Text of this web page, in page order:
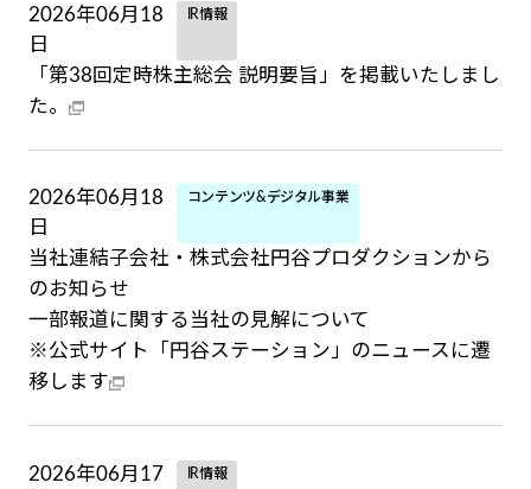
2026年06月18
日
IR情報
「第38回定時株主総会 説明要旨」を掲載いたしまし
た。
2026年06月18
日
コンテンツ&デジタル事業
当社連結子会社・株式会社円谷プロダクションから
のお知らせ
一部報道に関する当社の見解について
※公式サイト「円谷ステーション」のニュースに遷
移します
2026年06月17
IR情報